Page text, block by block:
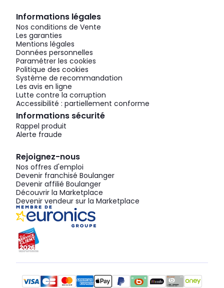
Informations légales
Nos conditions de Vente
Les garanties
Mentions légales
Données personnelles
Paramétrer les cookies
Politique des cookies
Système de recommandation
Les avis en ligne
Lutte contre la corruption
Accessibilité : partiellement conforme
Informations sécurité
Rappel produit
Alerte fraude
Rejoignez-nous
Nos offres d'emploi
Devenir franchisé Boulanger
Devenir affilié Boulanger
Découvrir la Marketplace
Devenir vendeur sur la Marketplace